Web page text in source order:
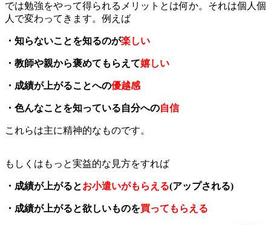
では勉強をやって得られるメリットとは何か。それは個人個
人で変わってきます。例えば
・知らないことを知るのが楽しい
・教師や親から褒めてもらえて嬉しい
・成績が上がることへの優越感
・色んなことを知っている自分への自信
これらは主に精神的なものです。
もしくはもっと実益的な見方をすれば
・成績が上がるとお小遣いがもらえる(アップされる)
・成績が上がると欲しいものを買ってもらえる